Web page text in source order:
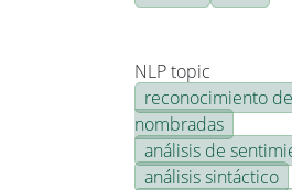
NLP topic
reconocimiento
nombradas
análisis de
análisis sintáctico